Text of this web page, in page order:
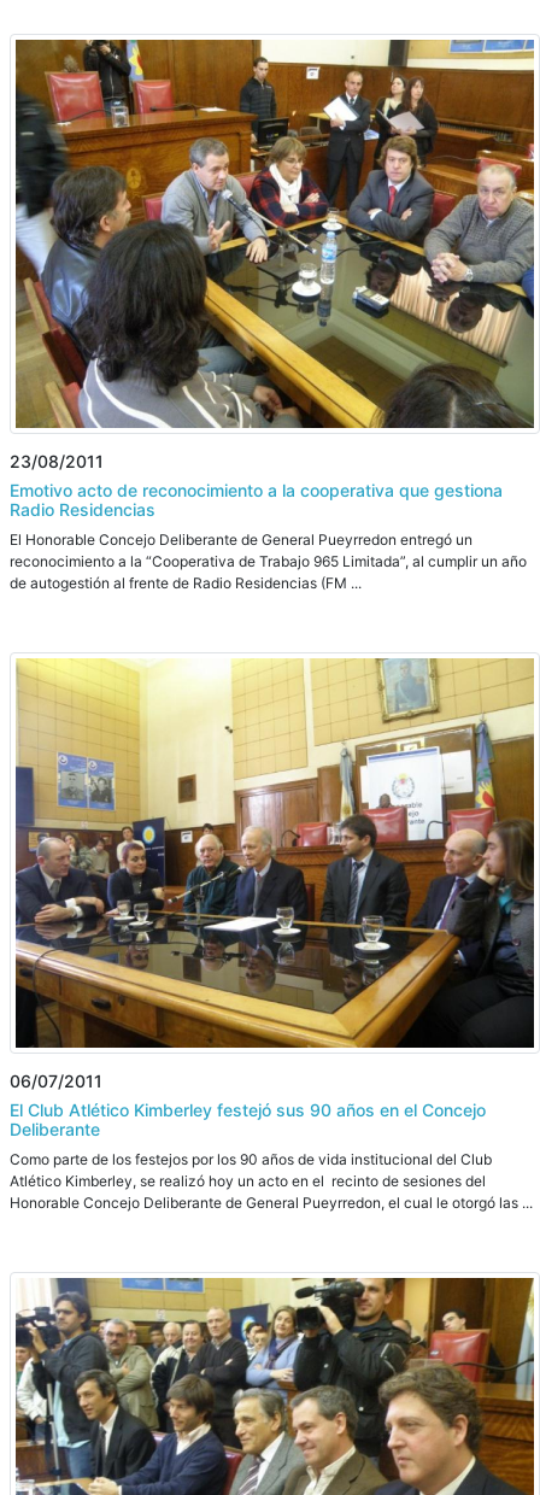
23/08/2011
Emotivo acto de reconocimiento a la cooperativa que gestiona
Radio Residencias
El Honorable Concejo Deliberante de General Pueyrredon entregó un
reconocimiento a la “Cooperativa de Trabajo 965 Limitada”, al cumplir un año
de autogestión al frente de Radio Residencias (FM ...
06/07/2011
El Club Atlético Kimberley festejó sus 90 años en el Concejo
Deliberante
Como parte de los festejos por los 90 años de vida institucional del Club
Atlético Kimberley, se realizó hoy un acto en el recinto de sesiones del
Honorable Concejo Deliberante de General Pueyrredon, el cual le otorgó las ...